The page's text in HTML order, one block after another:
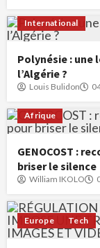
International
Polynésie : une
l’Algérie ?
Louis Bulidon
Afrique
GENOCOST :
briser le silence
William IKOLO
Europe Tech